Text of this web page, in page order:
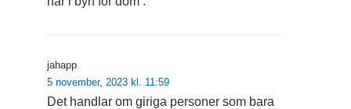
jahapp
5 november, 2023 kl. 11:59
Det handlar om giriga personer som bara